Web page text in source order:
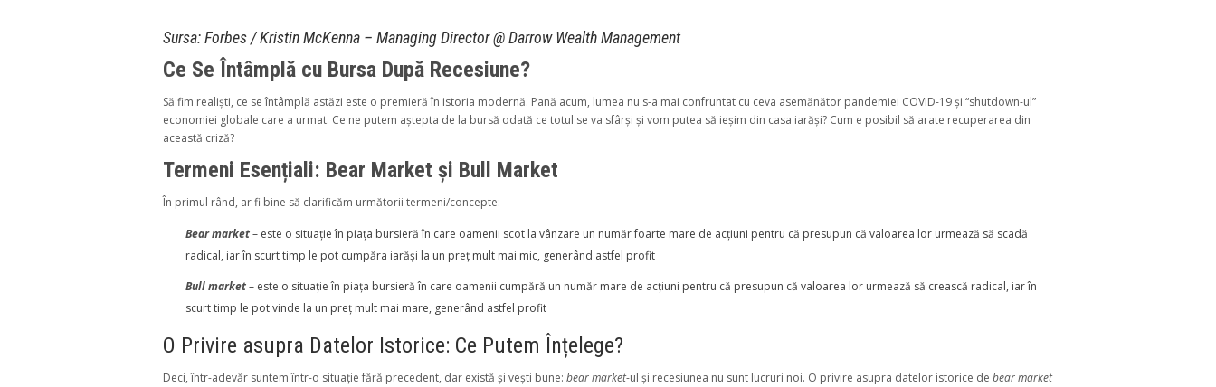
Sursa: Forbes / Kristin McKenna – Managing Director @ Darrow Wealth Management
Ce Se Întâmplă cu Bursa După Recesiune?
Să fim realiști, ce se întâmplă astăzi este o premieră în istoria modernă. Pană acum, lumea nu s-a mai confruntat cu ceva asemănător pandemiei COVID-19 și “shutdown-ul”
economiei globale care a urmat. Ce ne putem aștepta de la bursă odată ce totul se va sfârși și vom putea să ieșim din casa iarăși? Cum e posibil să arate recuperarea din
această criză?
Termeni Esențiali: Bear Market și Bull Market
În primul rând, ar fi bine să clarificăm următorii termeni/concepte:
Bear market– este o situație în piața bursieră în care oamenii scot la vânzare un număr foarte mare de acțiuni pentru că presupun că valoarea lor urmează să scadă
radical, iar în scurt timp le pot cumpăra iarăși la un preț mult mai mic, generând astfel profit
Bull market– este o situație în piața bursieră în care oamenii cumpără un număr mare de acțiuni pentru că presupun că valoarea lor urmează să crească radical, iar în
scurt timp le pot vinde la un preț mult mai mare, generând astfel profit
O Privire asupra Datelor Istorice: Ce Putem Înțelege?
Deci, într-adevăr suntem într-o situație fără precedent, dar există și vești bune:bear market-ul și recesiunea nu sunt lucruri noi. O privire asupra datelor istorice debear market